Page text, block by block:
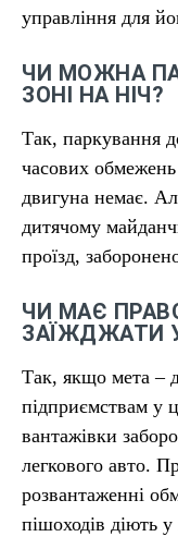
управління для
ЧИ МОЖНА
ЗОНІ НА НІЧ?
Так, паркування
часових
двигуна немає.
дитячому
проїзд,
ЧИ МАЄ
ЗАЇЖДЖАТИ
Так, якщо мета –
підприємствам у
вантажівки
легкового авто.
розвантаженні
пішоходів діють